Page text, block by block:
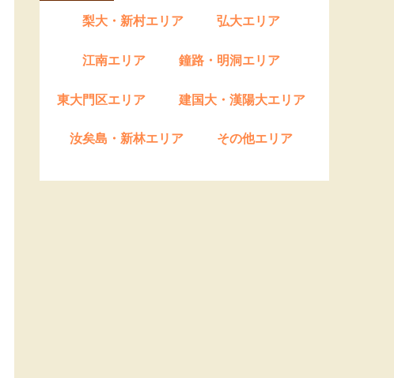
梨大・新村エリア 弘大エリア
江南エリア 鐘路・明洞エリア
東大門区エリア 建国大・漢陽大エリア
汝矣島・新林エリア その他エリア